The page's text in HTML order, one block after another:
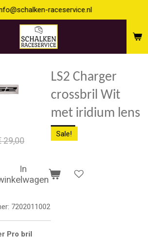
raceservice.nl
LS2 Charger
crossbril Wit
met iridium lens
Sale!
29,00
In
7202011002
Pro bril